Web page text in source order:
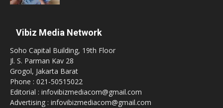
Vibiz Media Network
Soho Capital Building, 19th Floor
Jl. S. Parman Kav 28
Grogol, Jakarta Barat
Phone : 021-50515022
Editorial : infovibizmediacom@gmail.com
Advertising : infovibizmediacom@gmail.com